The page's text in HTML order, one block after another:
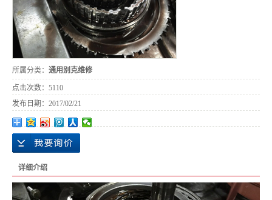
所属分类： 通用别克维修
点击次数： 5110
发布日期： 2017/02/21
详细介绍